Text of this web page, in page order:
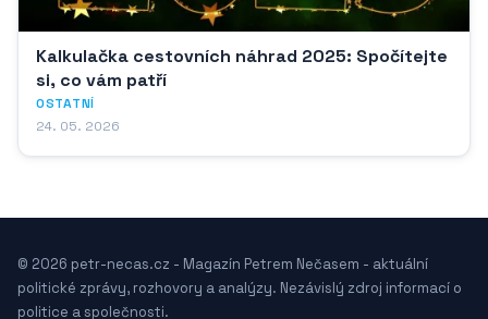
Kalkulačka cestovních náhrad 2025: Spočítejte
si, co vám patří
OSTATNÍ
24. 05. 2026
© 2026 petr-necas.cz - Magazín Petrem Nečasem - aktuální
politické zprávy, rozhovory a analýzy. Nezávislý zdroj informací o
politice a společnosti.